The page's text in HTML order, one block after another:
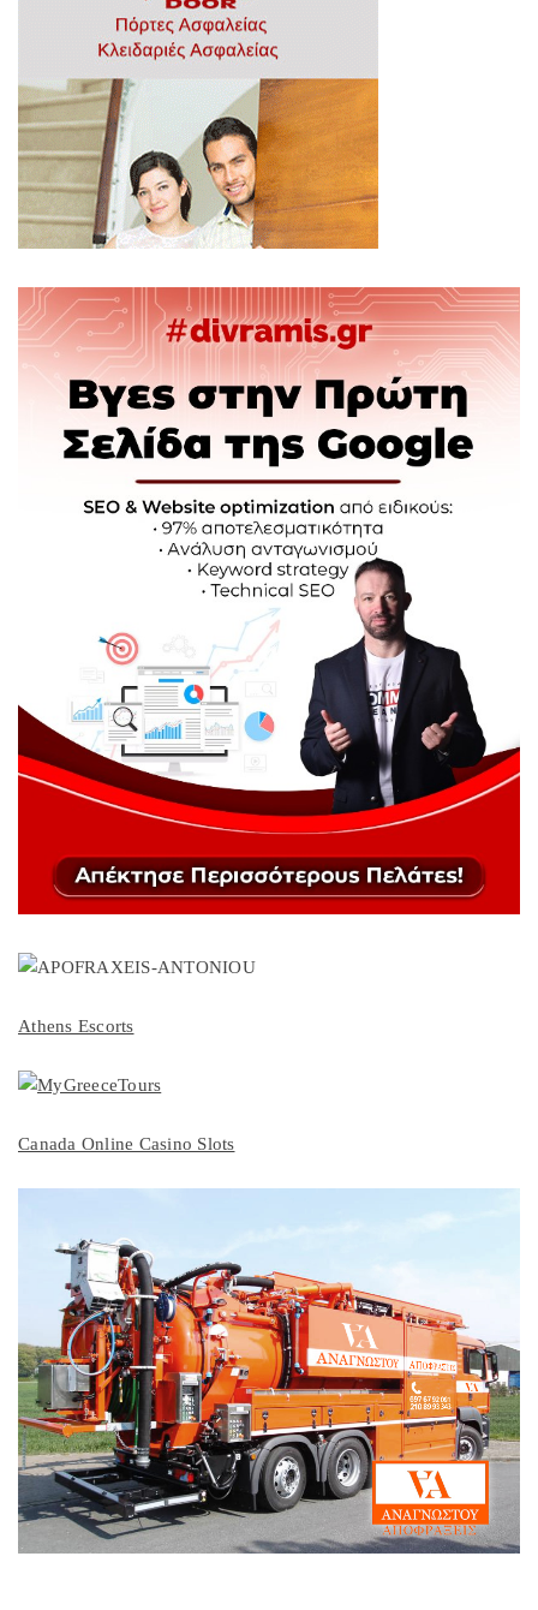
Athens Escorts
Canada Online Casino Slots